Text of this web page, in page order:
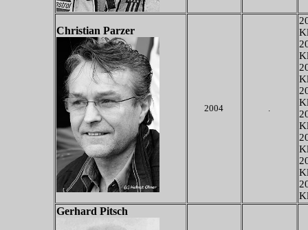
Christian Parzer
2004 .
Gerhard Pitsch